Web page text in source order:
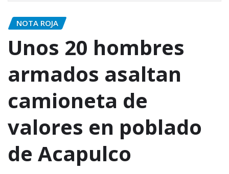
NOTA ROJA
Unos 20 hombres
armados asaltan
camioneta de
valores en poblado
de Acapulco